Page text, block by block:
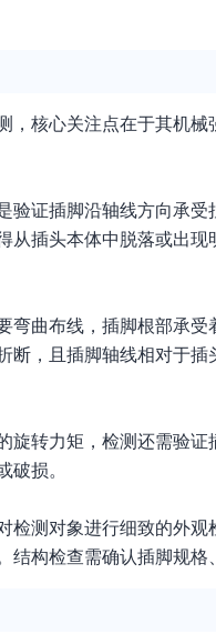
，核心关注点在于其机
验证插脚沿轴线方向承
从插头本体中脱落或出
弯曲布线，插脚根部承
断，且插脚轴线相对于
旋转力矩，检测还需验
破损。
检测对象进行细致的外
构检查需确认插脚规格